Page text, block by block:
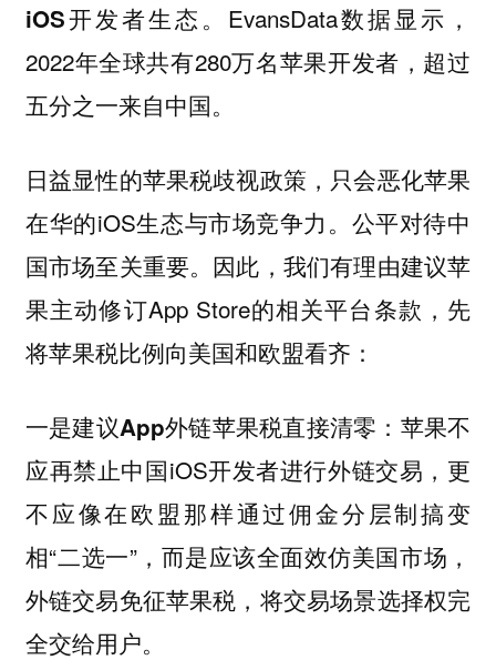
iOS开发者生态。 EvansData数据显示，
2022年全球共有280万名苹果开发者，超过
五分之一来自中国。
日益显性的苹果税歧视政策，只会恶化苹果
在华的iOS生态与市场竞争力。公平对待中
国市场至关重要。因此，我们有理由建议苹
果主动修订App Store的相关平台条款，先
将苹果税比例向美国和欧盟看齐：
一是建议App外链苹果税直接清零： 苹果不
应再禁止中国iOS开发者进行外链交易，更
不应像在欧盟那样通过佣金分层制搞变
相“二选一”，而是应该全面效仿美国市场，
外链交易免征苹果税，将交易场景选择权完
全交给用户。